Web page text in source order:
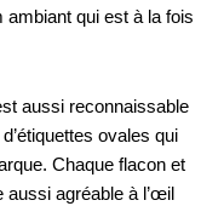
ambiant qui est à la fois
aussi reconnaissable
ovales qui
Chaque flacon et
agréable à l’œil